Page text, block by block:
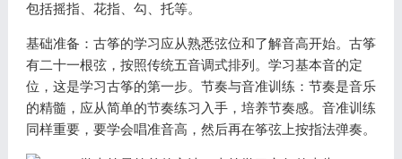
包括摇指、花指、勾、托等。
基础准备：古筝的学习应从熟悉弦位和了解音高开始。古筝
有二十一根弦，按照传统五音调式排列。学习基本音的定
位，这是学习古筝的第一步。节奏与音准训练：节奏是音乐
的精髓，应从简单的节奏练习入手，培养节奏感。音准训练
同样重要，要学会唱准音高，然后再在筝弦上按指法弹奏。